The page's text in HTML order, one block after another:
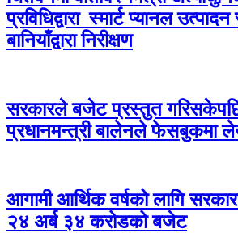
प्रविधिद्वारा स्मार्ट प्यानल
बानियाँद्वारा निरीक्षण
सरकारले बजेट प्रस्तुत गरिसकेपछि
प्रधानमन्त्री बालेनले फेसबुकमा
आगामी आर्थिक वर्षको लागि
२४ अर्ब ३४ करोडको बजेट